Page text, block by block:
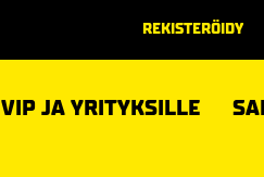
REKISTERÖIDY
VIP JA YRITYKSILLE